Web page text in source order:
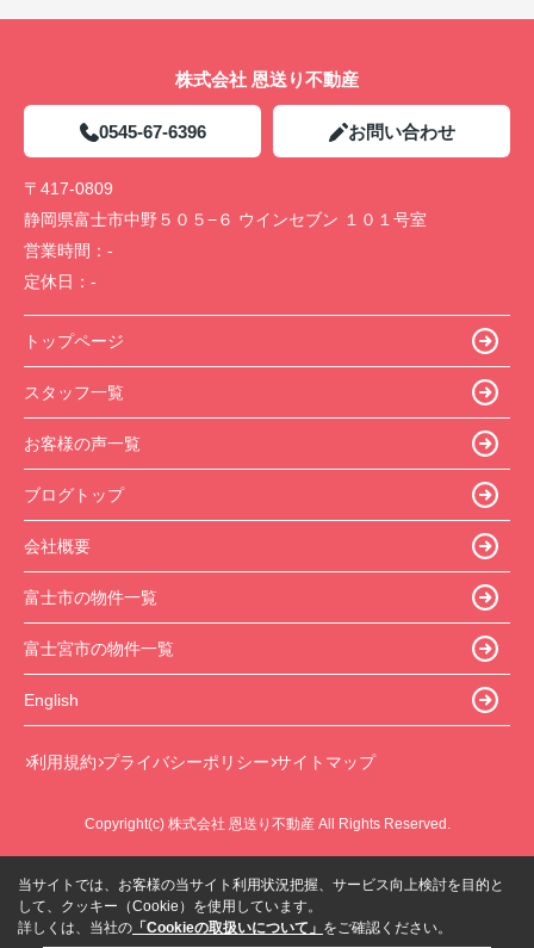
株式会社 恩送り不動産
0545-67-6396 お問い合わせ
〒417-0809
静岡県富士市中野５０５−６ ウインセブン １０１号室
営業時間： -
定休日： -
トップページ
スタッフ一覧
お客様の声一覧
ブログトップ
会社概要
富士市の物件一覧
富士宮市の物件一覧
English
利用規約 プライバシーポリシー サイトマップ
Copyright(c) 株式会社 恩送り不動産 All Rights Reserved.
当サイトでは、お客様の当サイト利用状況把握、サービス向上検討を目的と
して、クッキー（Cookie）を使用しています。
詳しくは、当社の 「Cookieの取扱いについて」 をご確認ください。